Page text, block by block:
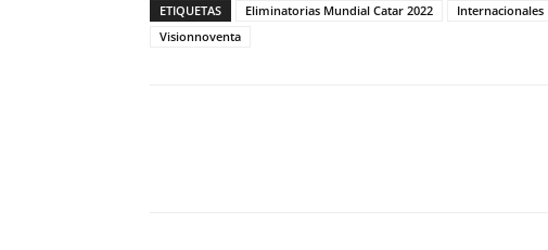
ETIQUETAS Eliminatorias Mundial Catar 2022 Internacionales
Visionnoventa